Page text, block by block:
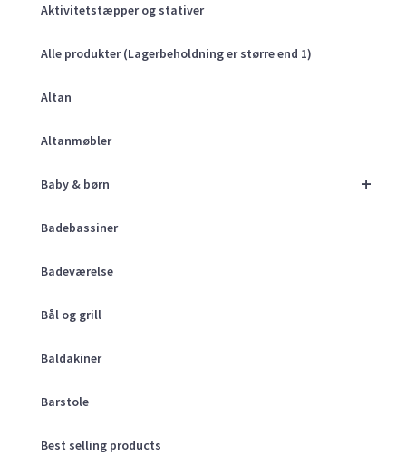
Aktivitetstæpper og stativer
Alle produkter (Lagerbeholdning er større end 1)
Altan
Altanmøbler
+
Baby & børn
Badebassiner
Badeværelse
Bål og grill
Baldakiner
Barstole
Best selling products